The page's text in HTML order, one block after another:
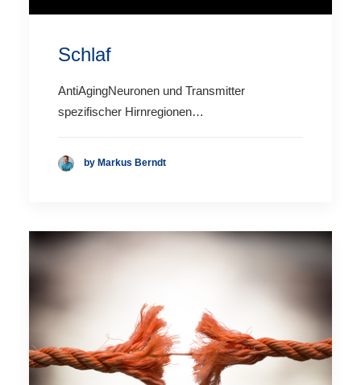
Schlaf
AntiAgingNeuronen und Transmitter
spezifischer Hirnregionen…
by Markus Berndt